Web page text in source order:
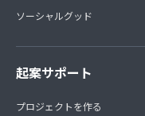
ソーシャルグッド
起案サポート
プロジェクトを作る